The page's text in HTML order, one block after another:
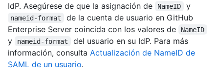
IdP. Asegúrese de que la asignación de
NameID y
nameid-format
de la cuenta de usuario en GitHub
Enterprise Server coincida con los valores de
NameID
y nameid-format
del usuario en su IdP. Para más
información, consulta Actualización de NameID de
SAML de un usuario.